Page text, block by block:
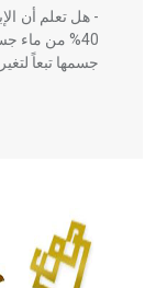
- هل تعلم أن
40% من ماء
جسمها تبعاً
الحكم،
له الفضل